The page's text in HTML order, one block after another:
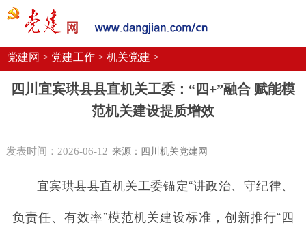
党建要闻
机关党建
校园党建 企业党建
党建网 > 党建工作 > 机关党建 >
四川宜宾珙县县直机关工委：“四+”融合 赋能模
范机关建设提质增效
发表时间：2026-06-12 来源：四川机关党建网
宜宾珙县县直机关工委锚定“讲政治、守纪律、
负责任、有效率”模范机关建设标准，创新推行“四